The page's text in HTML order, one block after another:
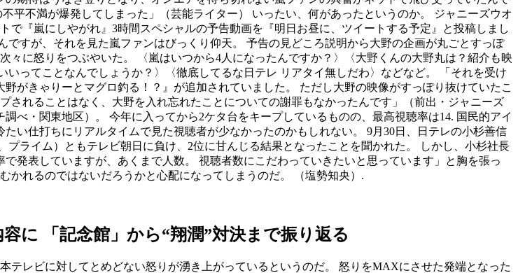
平不満が爆発してしまった」（芸能ライター） いったい、何があったというのか。 ジャニーズウオ
で『嵐にしやがれ』3時間スペシャルの予告動画を『明日お昼に、ツイートする予定』と投稿しまし
すが、それを見た嵐ファンはびっくり仰天。 予告の見どころ説明から大野の企画が丸ごとすっぽ
に怒りをつぶやいた。 〈嵐はいつから4人になったんですか？〉〈大野くんの大野丸は？紹介も映
ってことなんでしょうか？〉〈徹底してるな日テレ リアタイ無しだわ〉などなど。 「それを受け
がきゃりーとマグロ釣る！？』が追加されていました。 ただし大野の映像がすっぽり抜けていたこ
れることはなく、大野を入れ忘れたことについての謝罪もなかったんです」（前出・ジャニーズ
べ・関東地区）。 今年に入ってから2ケタ台をキープしているものの、最高視聴率は14. 国民的アイ
い仕打ちにリアルタイムで見た視聴者が少なかったのかもしれない。 9月30日、日テレの小杉善信
ライム）ともテレビ朝日に負け、2位に甘んじる結果となったことを聞かれた。 しかし、小杉社長
発表していますが、あくまで人数。 視聴者数にこだわっていきたいと思っています」と胸を張っ
かれるのではないだろうかと心配になってしまうのだ。 （塩勢知央）.
に 「記念館」から“翔潤”対決まで振り返る
テレビに対してとめどない怒りが湧き上がっているというのだ。 怒りをMAXにさせた発端となった